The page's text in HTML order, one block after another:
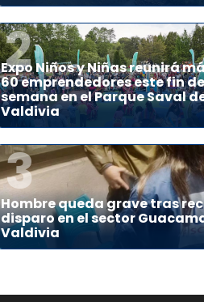
2
Expo Niños y Niñas reunirá
60 emprendedores este fin de
semana en el Parque Saval
Valdivia
3
Hombre queda grave tras
disparo en el sector
Valdivia